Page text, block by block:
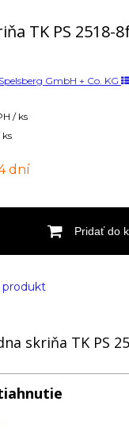
TK PS 2518-
GmbH + Co. KG
/ ks
ks
dní
Pridať do
produkt
skriňa TK PS